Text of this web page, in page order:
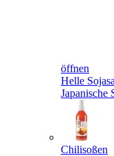
öffnen
Helle
Japanische
Chilisoßen